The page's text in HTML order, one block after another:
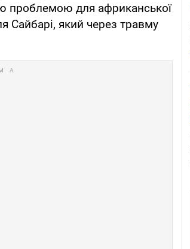
проблемою для африканської
Сайбарі, який через травму